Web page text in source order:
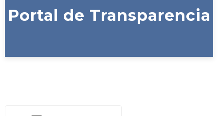
Portal de Transparencia